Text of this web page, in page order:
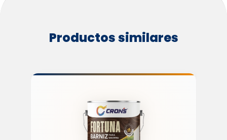
Productos similares